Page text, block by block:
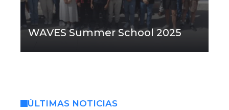
WAVES Summer School 2025
ÚLTIMAS NOTICIAS